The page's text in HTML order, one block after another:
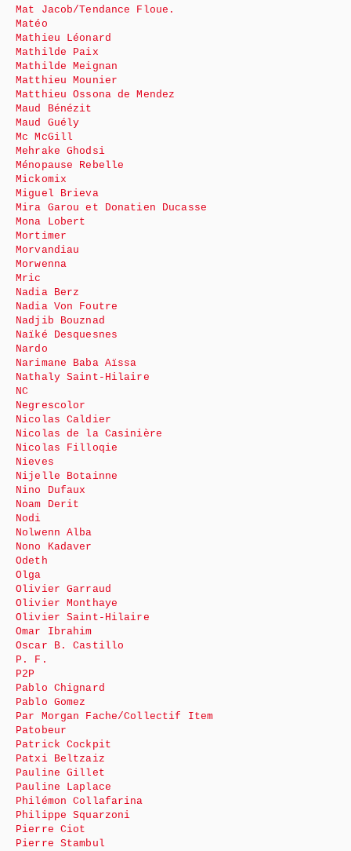
Mat Jacob/Tendance Floue.
Matéo
Mathieu Léonard
Mathilde Paix
Mathilde Meignan
Matthieu Mounier
Matthieu Ossona de Mendez
Maud Bénézit
Maud Guély
Mc McGill
Mehrake Ghodsi
Ménopause Rebelle
Mickomix
Miguel Brieva
Mira Garou et Donatien Ducasse
Mona Lobert
Mortimer
Morvandiau
Morwenna
Mric
Nadia Berz
Nadia Von Foutre
Nadjib Bouznad
Naïké Desquesnes
Nardo
Narimane Baba Aïssa
Nathaly Saint-Hilaire
NC
Negrescolor
Nicolas Caldier
Nicolas de la Casinière
Nicolas Filloqie
Nieves
Nijelle Botainne
Nino Dufaux
Noam Derit
Nodi
Nolwenn Alba
Nono Kadaver
Odeth
Olga
Olivier Garraud
Olivier Monthaye
Olivier Saint-Hilaire
Omar Ibrahim
Oscar B. Castillo
P. F.
P2P
Pablo Chignard
Pablo Gomez
Par Morgan Fache/Collectif Item
Patobeur
Patrick Cockpit
Patxi Beltzaiz
Pauline Gillet
Pauline Laplace
Philémon Collafarina
Philippe Squarzoni
Pierre Ciot
Pierre Stambul